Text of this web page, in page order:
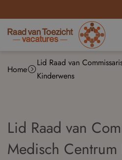
Home
Lid Raad van
Kinderwens
Lid Raad van
Medisch